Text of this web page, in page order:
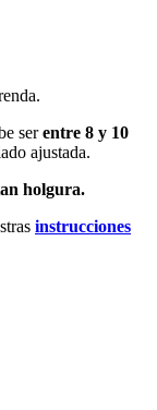
serentre 8 y 10
ajustada.
holgura.
instrucciones